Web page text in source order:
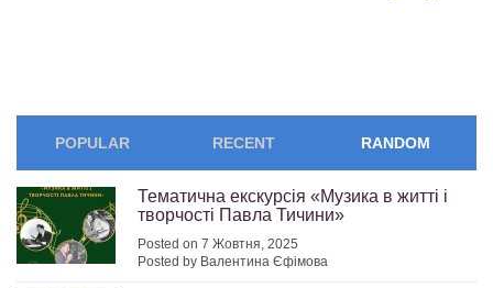
POPULAR RECENT RANDOM
Тематична екскурсія «Музика в житті і
творчості Павла Тичини»
Posted on 7 Жовтня, 2025
Posted by Валентина Єфімова